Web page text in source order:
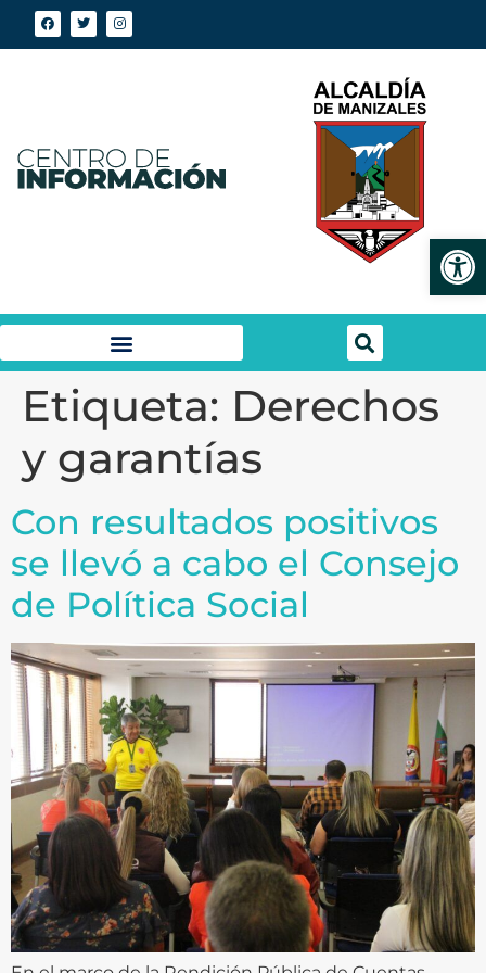
Etiqueta: Derechos
y garantías
Con resultados positivos
se llevó a cabo el Consejo
de Política Social